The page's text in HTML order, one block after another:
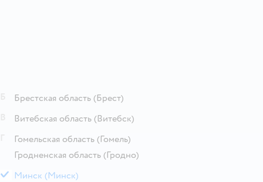
Брестская область (Брест)
Витебская область (Витебск)
Гомельская область (Гомель)
Гродненская область (Гродно)
М Минск (Минск)